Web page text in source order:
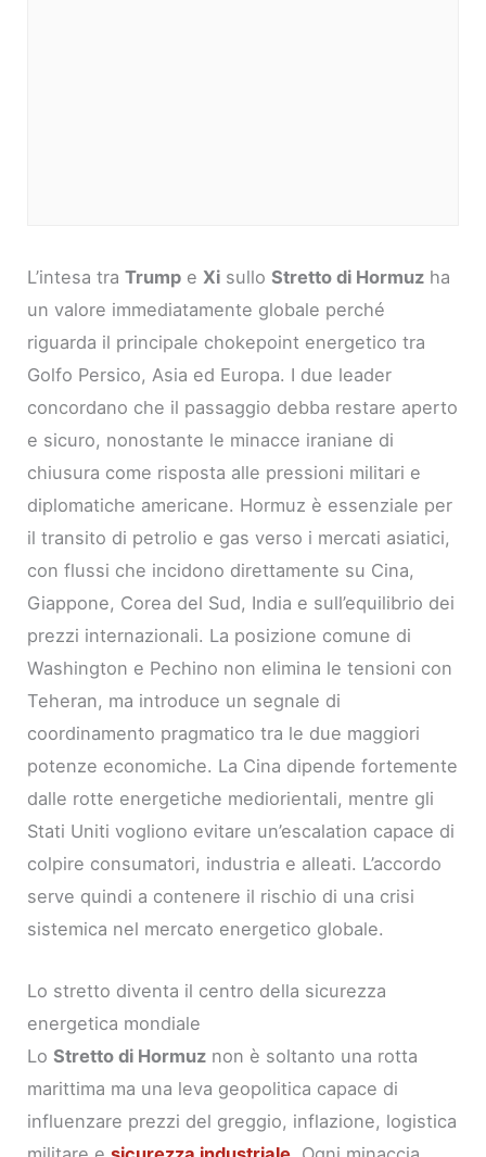
L’intesa traTrump eXi sulloStretto di Hormuz ha
un valore immediatamente globale perché
riguarda il principale chokepoint energetico tra
Golfo Persico, Asia ed Europa. I due leader
concordano che il passaggio debba restare aperto
e sicuro, nonostante le minacce iraniane di
chiusura come risposta alle pressioni militari e
diplomatiche americane. Hormuz è essenziale per
il transito di petrolio e gas verso i mercati asiatici,
con flussi che incidono direttamente su Cina,
Giappone, Corea del Sud, India e sull’equilibrio dei
prezzi internazionali. La posizione comune di
Washington e Pechino non elimina le tensioni con
Teheran, ma introduce un segnale di
coordinamento pragmatico tra le due maggiori
potenze economiche. La Cina dipende fortemente
dalle rotte energetiche mediorientali, mentre gli
Stati Uniti vogliono evitare un’escalation capace di
colpire consumatori, industria e alleati. L’accordo
serve quindi a contenere il rischio di una crisi
sistemica nel mercato energetico globale.
Lo stretto diventa il centro della sicurezza
energetica mondiale
LoStretto di Hormuz non è soltanto una rotta
marittima ma una leva geopolitica capace di
influenzare prezzi del greggio, inflazione, logistica